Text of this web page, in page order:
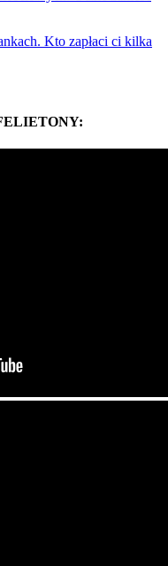
Kto zapłaci ci kilka